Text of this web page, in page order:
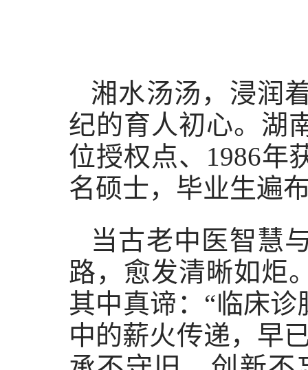
湘水汤汤，浸润
纪的育人初心。湖
位授权点、1986年
名硕士，毕业生遍
当古老中医智慧
路，愈发清晰如炬
其中真谛：“临床
中的薪火传递，早